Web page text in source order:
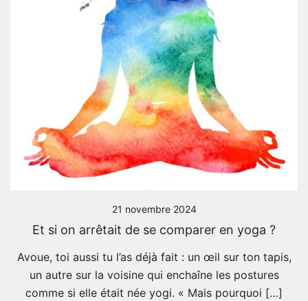
21 novembre 2024
Et si on arrêtait de se comparer en yoga ?
Avoue, toi aussi tu l’as déjà fait : un œil sur ton tapis,
un autre sur la voisine qui enchaîne les postures
comme si elle était née yogi. « Mais pourquoi […]